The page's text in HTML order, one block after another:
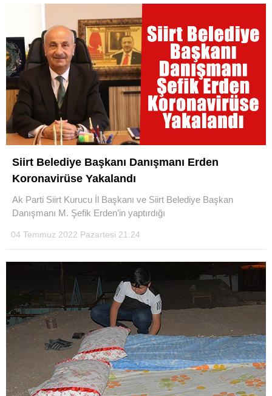
Facebook
Instagram
Siirt Belediye Başkanı Danışmanı Erden
Koronavirüse Yakalandı
Ak Parti Siirt Kurucu İl Başkanı ve Siirt Belediye Başkan
Danışmanı M. Şefik Erden’in yaptırdığı
04 Temmuz 2022 Pazartesi 21:24